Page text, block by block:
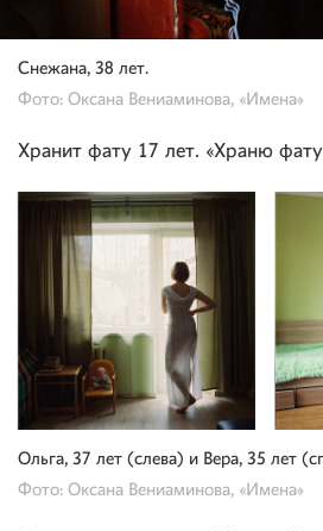
Снежана, 38 лет.
Фото: Оксана Вениаминова, «Имена»
Хранит фату 17 лет. «Храню фату
Ольга, 37 лет (слева) и Вера, 35 лет
Фото: Оксана Вениаминова, «Имена»